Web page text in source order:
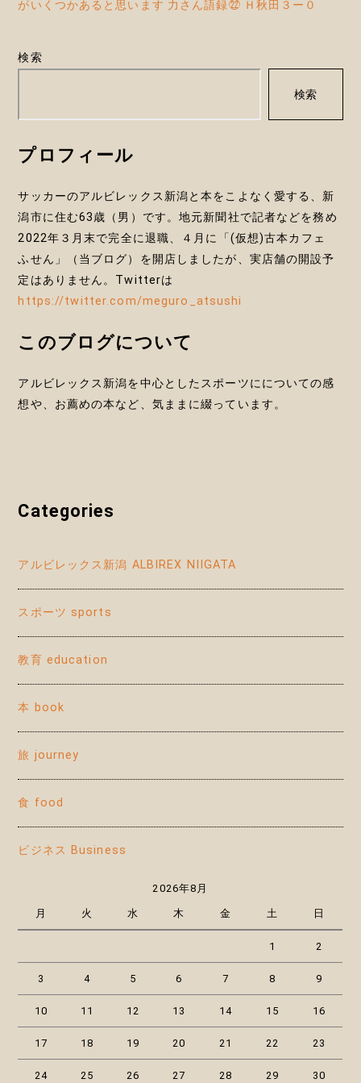
ー
ョ
ン
がいくつかあると思います 力さん語録㉒ Ｈ秋田３ー０
検索
検索
プロフィール
サッカーのアルビレックス新潟と本をこよなく愛する、新
潟市に住む63歳（男）です。地元新聞社で記者などを務め
2022年３月末で完全に退職、４月に「(仮想)古本カフェ
ふせん」（当ブログ）を開店しましたが、実店舗の開設予
定はありません。Twitterは
https://twitter.com/meguro_atsushi
このブログについて
アルビレックス新潟を中心としたスポーツにについての感
想や、お薦めの本など、気ままに綴っています。
Categories
アルビレックス新潟 ALBIREX NIIGATA
スポーツ sports
教育 education
本 book
旅 journey
食 food
ビジネス Business
2026年8月
月 火 水 木 金 土 日
1 2
3 4 5 6 7 8 9
10 11 12 13 14 15 16
17 18 19 20 21 22 23
24 25 26 27 28 29 30